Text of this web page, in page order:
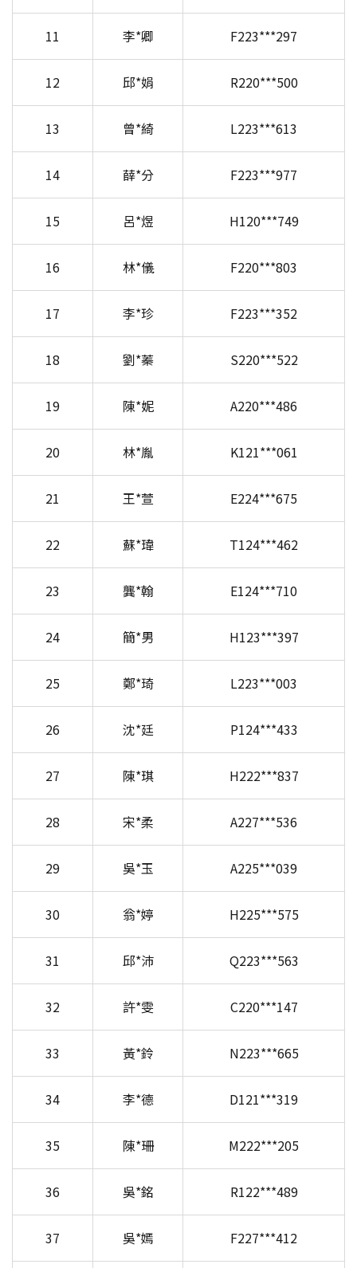
11 李*卿 F223***297
12 邱*娟 R220***500
13 曾*綺 L223***613
14 薛*分 F223***977
15 呂*煜 H120***749
16 林*儀 F220***803
17 李*珍 F223***352
18 劉*蓁 S220***522
19 陳*妮 A220***486
20 林*胤 K121***061
21 王*萱 E224***675
22 蘇*瑋 T124***462
23 龔*翰 E124***710
24 簡*男 H123***397
25 鄭*琦 L223***003
26 沈*廷 P124***433
27 陳*琪 H222***837
28 宋*柔 A227***536
29 吳*玉 A225***039
30 翁*婷 H225***575
31 邱*沛 Q223***563
32 許*雯 C220***147
33 黃*鈴 N223***665
34 李*德 D121***319
35 陳*珊 M222***205
36 吳*銘 R122***489
37 吳*嫣 F227***412